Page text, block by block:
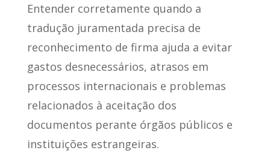
Entender corretamente quando a
tradução juramentada precisa de
reconhecimento de firma ajuda a evitar
gastos desnecessários, atrasos em
processos internacionais e problemas
relacionados à aceitação dos
documentos perante órgãos públicos e
instituições estrangeiras.